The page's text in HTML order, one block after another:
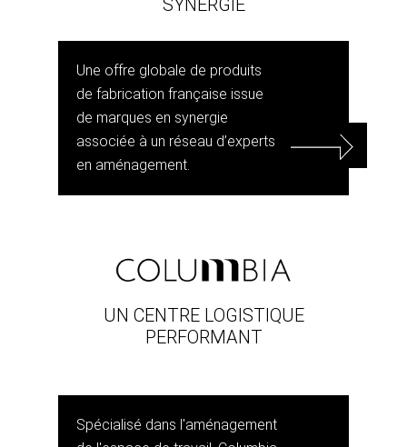
Une offre globale de produits
de fabrication française issue
de marques en synergie
associée à un réseau d’experts
en aménagement.
UN CENTRE LOGISTIQUE
PERFORMANT
Spécialisé dans l'aménagement